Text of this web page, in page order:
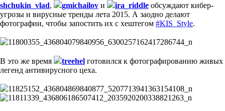
shchukin_vlad, gmichailov и ira_riddle обсуждают кибер-
угрозы и вирусные тренды лета 2015. А заодно делают
фотографии, чтобы запостить их с хештегом #KIS_Style.
В это же время treehel готовился к фотографированию живых
легенд антивирусного цеха.